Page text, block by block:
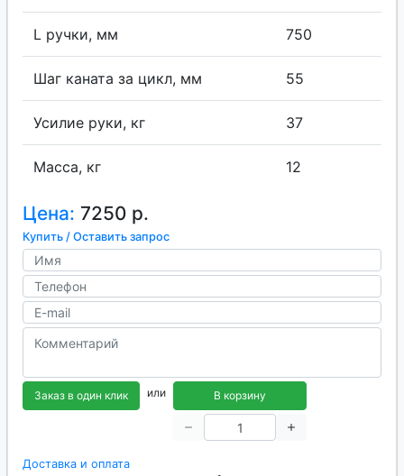
L ручки, мм 750
Шаг каната за цикл, мм 55
Усилие руки, кг 37
Масса, кг 12
Цена: 7250 р.
Купить / Оставить запрос
Заказ в один клик или В корзину
Доставка и оплата